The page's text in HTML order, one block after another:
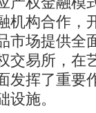
机构合作，
市场提供全
交易所 ，在
发挥了重要
施。